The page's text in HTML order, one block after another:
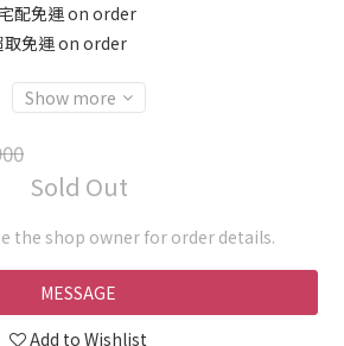
配免運 on order
取免運 on order
Show more
Sold Out
the shop owner for order details.
MESSAGE
Add to Wishlist